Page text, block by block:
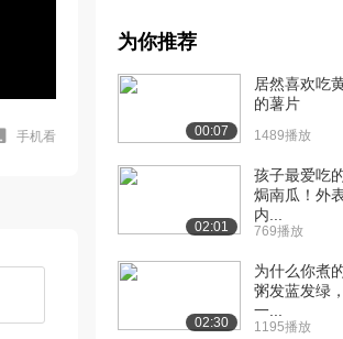
手机看
结果出人意料的...
[7] 入口即化！零失误 宝宝
小零食！30...
[8] 三步学会包馄饨，这样
的吃法比带汤的...
[9] 刷爆朋友圈的早餐，颜
值爆表！营养满...
2.9万播放
为你推荐
00:07
居然喜欢吃
的薯片
1489播放
02:01
孩子最爱吃
焗南瓜！外
内...
769播放
02:30
为什么你煮
粥发蓝发绿
一...
1195播放